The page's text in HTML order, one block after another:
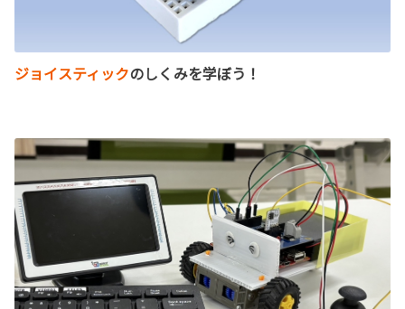
ジョイスティックのしくみを学ぼう！